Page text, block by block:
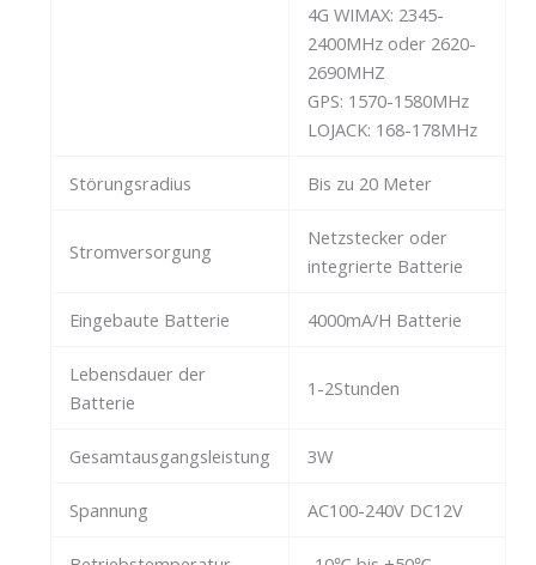
4G WIMAX: 2345-
2400MHz oder 2620-
2690MHZ
GPS: 1570-1580MHz
LOJACK: 168-178MHz
Störungsradius Bis zu 20 Meter
Stromversorgung
Netzstecker oder
integrierte Batterie
Eingebaute Batterie 4000mA/H Batterie
Lebensdauer der
Batterie
1-2Stunden
Gesamtausgangsleistung 3W
Spannung AC100-240V DC12V